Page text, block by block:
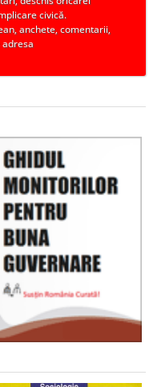
civică.
anchete, comentarii,